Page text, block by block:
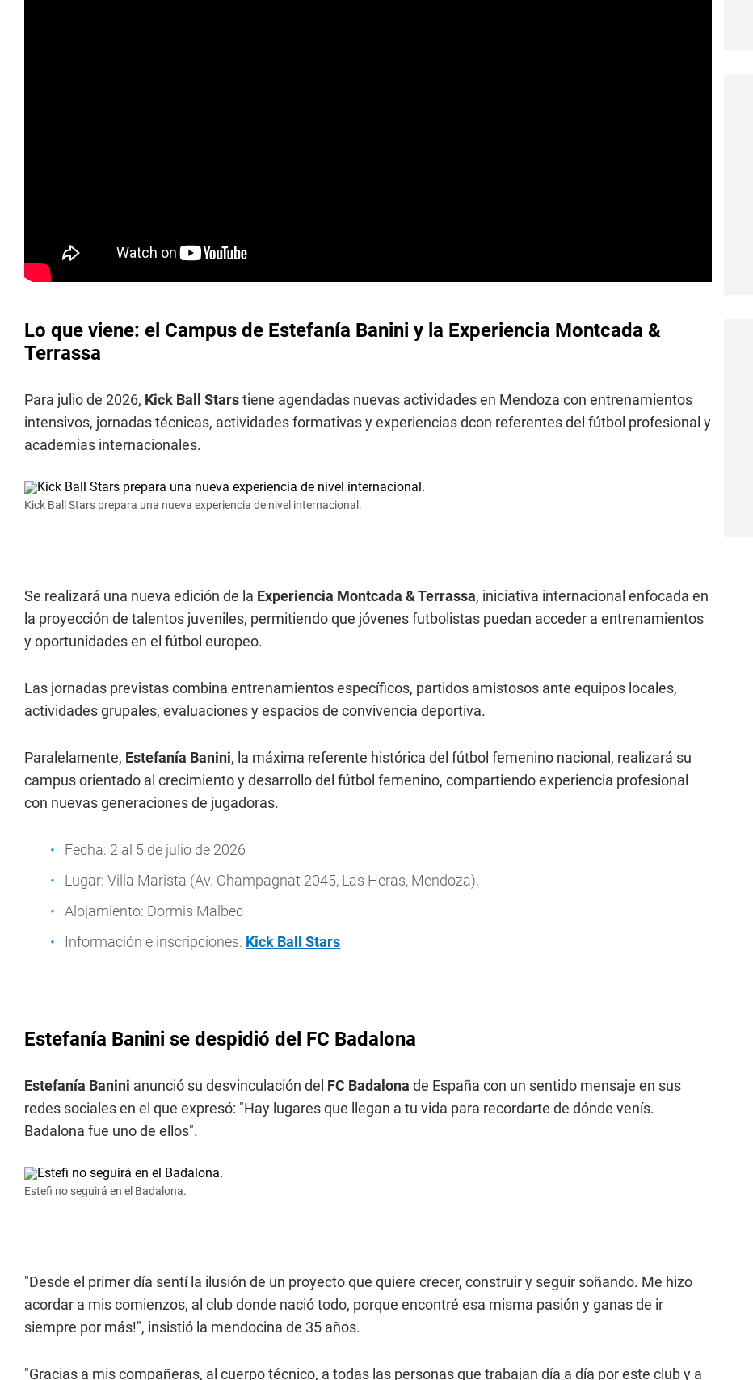
Lo que viene: el Campus de Estefanía Banini y la Experiencia Montcada &
Terrassa
Para julio de 2026, Kick Ball Starstiene agendadas nuevas actividades en Mendoza con entrenamientos
intensivos, jornadas técnicas, actividades formativas y experiencias dcon referentes del fútbol profesional y
academias internacionales.
Kick Ball Stars prepara una nueva experiencia de nivel internacional.
Se realizará una nueva edición de la Experiencia Montcada & Terrassa, iniciativa internacional enfocada en
la proyección de talentos juveniles, permitiendo que jóvenes futbolistas puedan acceder a entrenamientos
y oportunidades en el fútbol europeo.
Las jornadas previstas combina entrenamientos específicos, partidos amistosos ante equipos locales,
actividades grupales, evaluaciones y espacios de convivencia deportiva.
Paralelamente, Estefanía Banini, la máxima referente histórica del fútbol femenino nacional, realizará su
campus orientado al crecimiento y desarrollo del fútbol femenino, compartiendo experiencia profesional
con nuevas generaciones de jugadoras.
Fecha: 2 al 5 de julio de 2026
Lugar: Villa Marista (Av. Champagnat 2045, Las Heras, Mendoza).
Alojamiento: Dormis Malbec
Información e inscripciones: Kick Ball Stars
Estefanía Banini se despidió del FC Badalona
Estefanía Banini anunció su desvinculación del FC Badalona de España con un sentido mensaje en sus
redes sociales en el que expresó: "Hay lugares que llegan a tu vida para recordarte de dónde venís.
Badalona fue uno de ellos".
Estefi no seguirá en el Badalona.
"Desde el primer día sentí la ilusión de un proyecto que quiere crecer, construir y seguir soñando. Me hizo
acordar a mis comienzos, al club donde nació todo, porque encontré esa misma pasión y ganas de ir
siempre por más!", insistió la mendocina de 35 años.
"Gracias a mis compañeras, al cuerpo técnico, a todas las personas que trabajan día a día por este club y a